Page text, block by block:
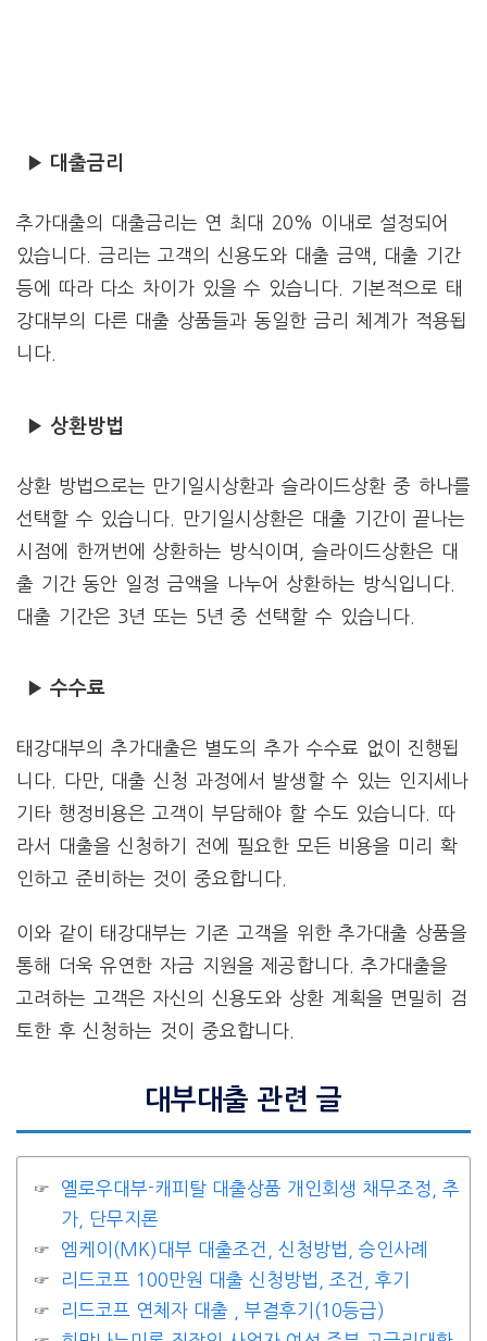
▶ 대출금리
추가대출의 대출금리는 연 최대 20% 이내로 설정되어
있습니다. 금리는 고객의 신용도와 대출 금액, 대출 기간
등에 따라 다소 차이가 있을 수 있습니다. 기본적으로 태
강대부의 다른 대출 상품들과 동일한 금리 체계가 적용됩
니다.
▶ 상환방법
상환 방법으로는 만기일시상환과 슬라이드상환 중 하나를
선택할 수 있습니다. 만기일시상환은 대출 기간이 끝나는
시점에 한꺼번에 상환하는 방식이며, 슬라이드상환은 대
출 기간 동안 일정 금액을 나누어 상환하는 방식입니다.
대출 기간은 3년 또는 5년 중 선택할 수 있습니다.
▶ 수수료
태강대부의 추가대출은 별도의 추가 수수료 없이 진행됩
니다. 다만, 대출 신청 과정에서 발생할 수 있는 인지세나
기타 행정비용은 고객이 부담해야 할 수도 있습니다. 따
라서 대출을 신청하기 전에 필요한 모든 비용을 미리 확
인하고 준비하는 것이 중요합니다.
이와 같이 태강대부는 기존 고객을 위한 추가대출 상품을
통해 더욱 유연한 자금 지원을 제공합니다. 추가대출을
고려하는 고객은 자신의 신용도와 상환 계획을 면밀히 검
토한 후 신청하는 것이 중요합니다.
대부대출 관련 글
옐로우대부-캐피탈 대출상품 개인회생 채무조정, 추
가, 단무지론
엠케이(MK)대부 대출조건, 신청방법, 승인사례
리드코프 100만원 대출 신청방법, 조건, 후기
리드코프 연체자 대출 , 부결후기(10등급)